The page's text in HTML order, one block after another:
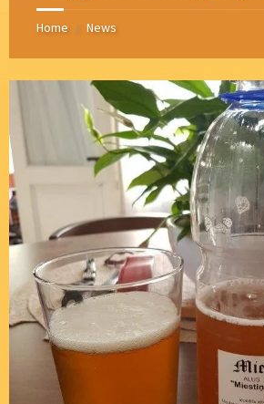
Home / News